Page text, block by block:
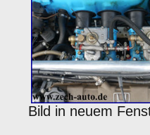
Bild in neuem